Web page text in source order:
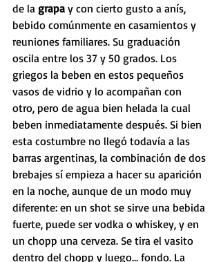
de la grapa y con cierto gusto a anís,
bebido comúnmente en casamientos y
reuniones familiares. Su graduación
oscila entre los 37 y 50 grados. Los
griegos la beben en estos pequeños
vasos de vidrio y lo acompañan con
otro, pero de agua bien helada la cual
beben inmediatamente después. Si bien
esta costumbre no llegó todavía a las
barras argentinas, la combinación de dos
brebajes sí empieza a hacer su aparición
en la noche, aunque de un modo muy
diferente: en un shot se sirve una bebida
fuerte, puede ser vodka o whiskey, y en
un chopp una cerveza. Se tira el vasito
dentro del chopp y luego… fondo. La